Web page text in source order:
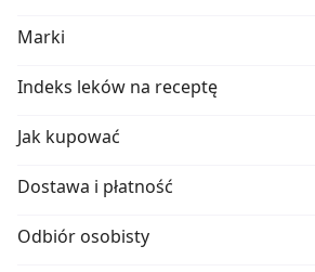
Marki
Indeks leków na receptę
Jak kupować
Dostawa i płatność
Odbiór osobisty